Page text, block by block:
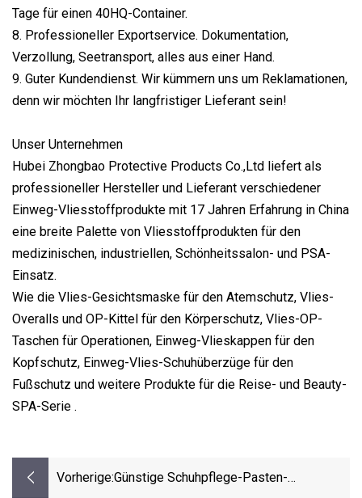
Tage für einen 40HQ-Container.
8. Professioneller Exportservice. Dokumentation,
Verzollung, Seetransport, alles aus einer Hand.
9. Guter Kundendienst. Wir kümmern uns um Reklamationen,
denn wir möchten Ihr langfristiger Lieferant sein!
Unser Unternehmen
Hubei Zhongbao Protective Products Co.,Ltd liefert als
professioneller Hersteller und Lieferant verschiedener
Einweg-Vliesstoffprodukte mit 17 Jahren Erfahrung in China
eine breite Palette von Vliesstoffprodukten für den
medizinischen, industriellen, Schönheitssalon- und PSA-
Einsatz.
Wie die Vlies-Gesichtsmaske für den Atemschutz, Vlies-
Overalls und OP-Kittel für den Körperschutz, Vlies-OP-
Taschen für Operationen, Einweg-Vlieskappen für den
Kopfschutz, Einweg-Vlies-Schuhüberzüge für den
Fußschutz und weitere Produkte für die Reise- und Beauty-
SPA-Serie .
Vorherige:Günstige Schuhpflege-Pasten-